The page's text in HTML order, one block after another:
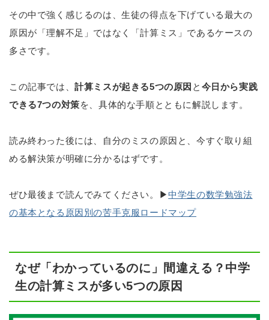
その中で強く感じるのは、生徒の得点を下げている最大の
原因が「理解不足」ではなく「計算ミス」であるケースの
多さです。
この記事では、計算ミスが起きる5つの原因 と 今日から実践
できる7つの対策を、具体的な手順とともに解説します。
読み終わった後には、自分のミスの原因と、今すぐ取り組
める解決策が明確に分かるはずです。
ぜひ最後まで読んでみてください。▶中学生の数学勉強法
の基本となる原因別の苦手克服ロードマップ
なぜ「わかっているのに」間違える？中学
生の計算ミスが多い5つの原因